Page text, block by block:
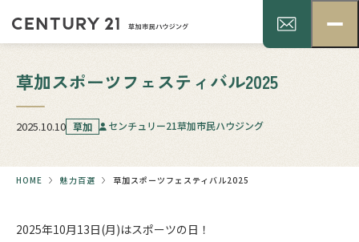
草加スポーツフェスティバル2025
2025.10.10 草加 センチュリー21草加市民ハウジング
HOME 魅力百選 草加スポーツフェスティバル2025
2025年10月13日(月)はスポーツの日！